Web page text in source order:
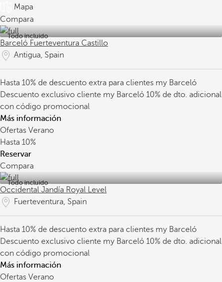
Mapa
Compara
Todo incluido
Barceló Fuerteventura Castillo
Antigua, Spain
Hasta 10% de descuento extra para clientes my Barceló
Descuento exclusivo cliente my Barceló 10% de dto. adicional
con código promocional
Más información
Ofertas Verano
Hasta 10%
Reservar
Compara
Todo incluido
Occidental Jandía Royal Level
Fuerteventura, Spain
Hasta 10% de descuento extra para clientes my Barceló
Descuento exclusivo cliente my Barceló 10% de dto. adicional
con código promocional
Más información
Ofertas Verano